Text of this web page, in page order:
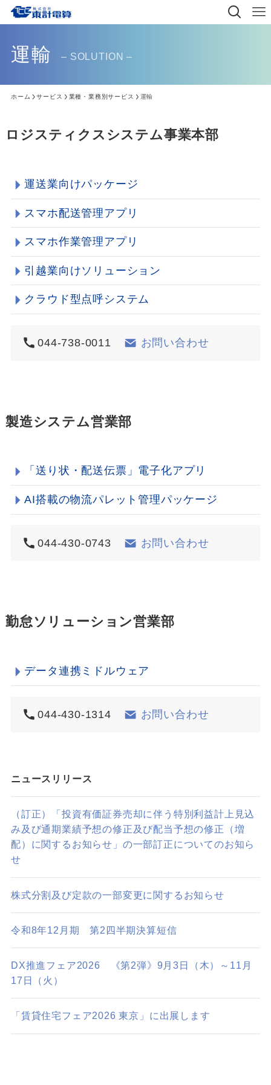
運輸 – SOLUTION –
ホーム サービス 業種・業務別サービス 運輸
ロジスティクスシステム事業本部
運送業向けパッケージ
スマホ配送管理アプリ
スマホ作業管理アプリ
引越業向けソリューション
クラウド型点呼システム
044-738-0011 お問い合わせ
製造システム営業部
「送り状・配送伝票」電子化アプリ
AI搭載の物流パレット管理パッケージ
044-430-0743 お問い合わせ
勤怠ソリューション営業部
データ連携ミドルウェア
044-430-1314 お問い合わせ
ニュースリリース
（訂正）「投資有価証券売却に伴う特別利益計上見込
み及び通期業績予想の修正及び配当予想の修正（増
配）に関するお知らせ」の一部訂正についてのお知ら
せ
株式分割及び定款の一部変更に関するお知らせ
令和8年12月期 第2四半期決算短信
DX推進フェア2026 《第2弾》9月3日（木）～11月
17日（火）
「賃貸住宅フェア2026 東京」に出展します